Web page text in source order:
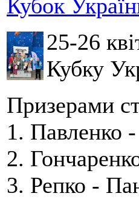
Кубок
25-26
Кубку
Призерами
1. Павленко
2.
3. Репко -